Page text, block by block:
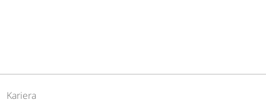
Kariera